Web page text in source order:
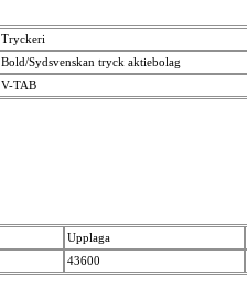
Tryckeri
Bold/Sydsvenskan tryck aktiebolag
V-TAB
Upplaga
43600